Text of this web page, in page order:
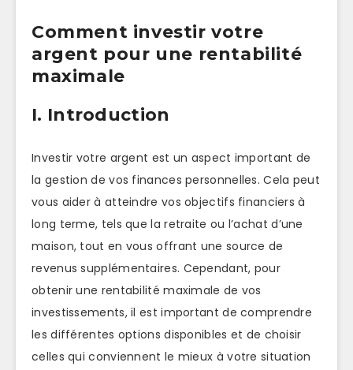
Comment investir votre
argent pour une rentabilité
maximale
I. Introduction
Investir votre argent est un aspect important de
la gestion de vos finances personnelles. Cela peut
vous aider à atteindre vos objectifs financiers à
long terme, tels que la retraite ou l’achat d’une
maison, tout en vous offrant une source de
revenus supplémentaires. Cependant, pour
obtenir une rentabilité maximale de vos
investissements, il est important de comprendre
les différentes options disponibles et de choisir
celles qui conviennent le mieux à votre situation